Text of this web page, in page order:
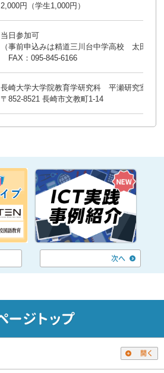
2,000円（学生1,000円）
当日参加可
（事前申込みは精道三川台中学高校 太田尾
FAX：095-845-6166
長崎大学大学院教育学研究科 平瀬研究室
〒852-8521 長崎市文教町1-14
次へ
開く